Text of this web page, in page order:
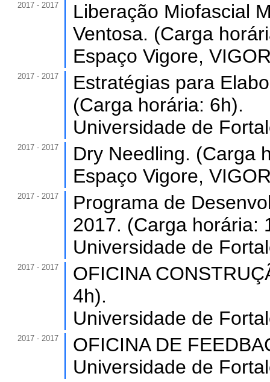
2017 - 2017
Liberação Miofascial
Ventosa. (Carga
Espaço Vigore,
2017 - 2017
Estratégias para
(Carga horária: 6h).
Universidade de
2017 - 2017
Dry Needling. (Carga
Espaço Vigore,
2017 - 2017
Programa de
2017. (Carga horária:
Universidade de
2017 - 2017
OFICINA
4h).
Universidade de
2017 - 2017
OFICINA DE
Universidade de